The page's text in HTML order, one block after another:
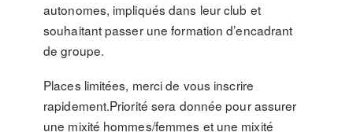
autonomes, impliqués dans leur club et
souhaitant passer une formation d’encadrant
de groupe.
Places limitées, merci de vous inscrire
rapidement.Priorité sera donnée pour assurer
une mixité hommes/femmes et une mixité